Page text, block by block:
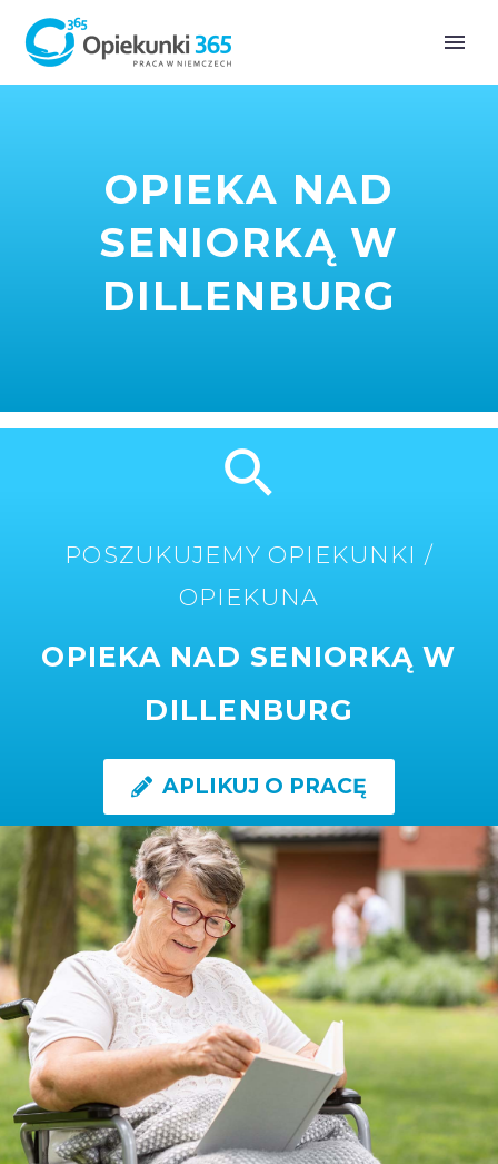
OPIEKA NAD
SENIORKĄ W
DILLENBURG
POSZUKUJEMY OPIEKUNKI /
OPIEKUNA
OPIEKA NAD SENIORKĄ W
DILLENBURG
APLIKUJ O PRACĘ